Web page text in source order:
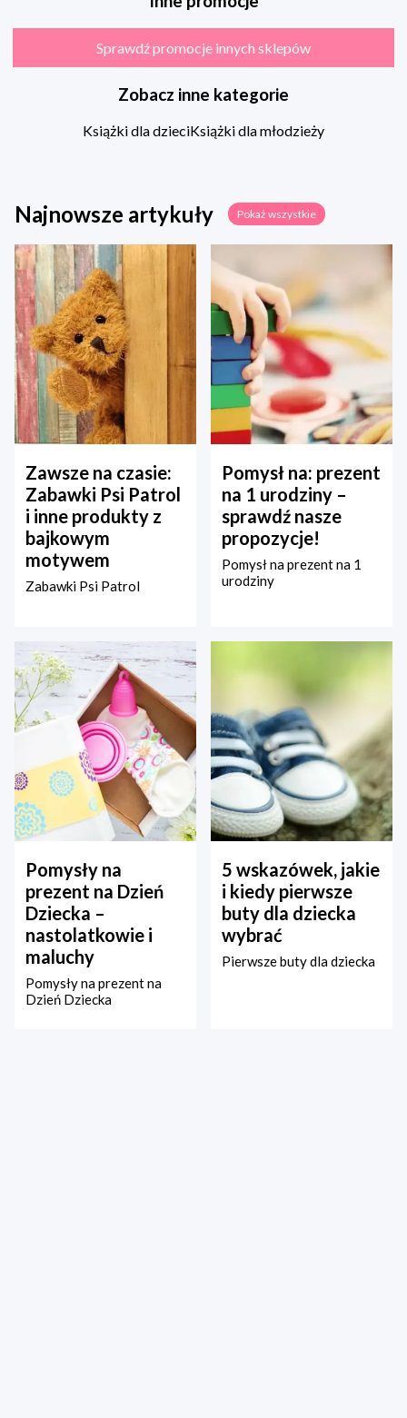
Sprawdź promocje innych sklepów
Zobacz inne kategorie
Książki dla dzieciKsiążki dla młodzieży
Najnowsze artykuły Pokaż wszystkie
Zawsze na czasie:
Zabawki Psi Patrol
i inne produkty z
bajkowym
motywem
Zabawki Psi Patrol
Pomysł na: prezent
na 1 urodziny –
sprawdź nasze
propozycje!
Pomysł na prezent na 1
urodziny
Pomysły na
prezent na Dzień
Dziecka –
nastolatkowie i
maluchy
Pomysły na prezent na
Dzień Dziecka
5 wskazówek, jakie
i kiedy pierwsze
buty dla dziecka
wybrać
Pierwsze buty dla dziecka